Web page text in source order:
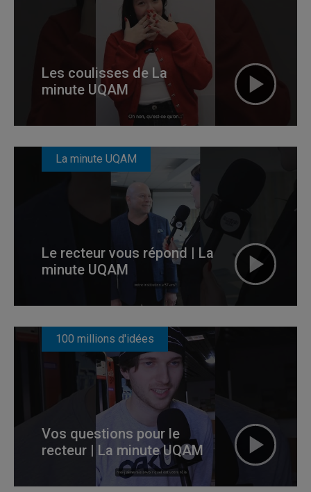
Les coulisses de La
minute UQAM
La minute UQAM
Le recteur vous répond | La
minute UQAM
100 millions d'idées
Vos questions pour le
recteur | La minute UQAM